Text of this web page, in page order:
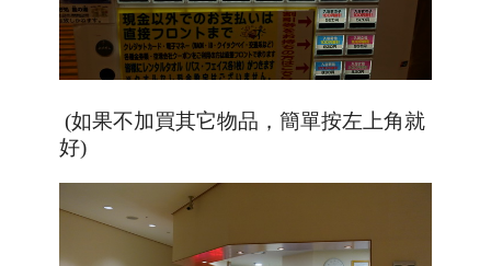
(如果不加買其它物品，簡單按左上角就
好)